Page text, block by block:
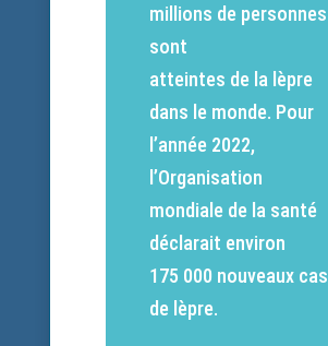
millions de personnes
sont
atteintes de la lèpre
dans le monde. Pour
l’année 2022,
l’Organisation
mondiale de la santé
déclarait environ
175 000 nouveaux cas
de lèpre.